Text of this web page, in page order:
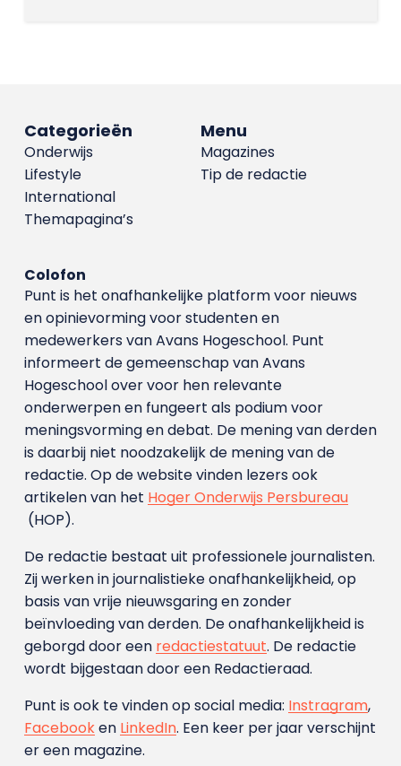
Menu
Magazines
Tip de redactie
Categorieën
Onderwijs
Lifestyle
International
Themapagina’s
Colofon
Punt is het onafhankelijke platform voor nieuws
en opinievorming voor studenten en
medewerkers van Avans Hoge­school. Punt
informeert de gemeenschap van Avans
Hogeschool over voor hen relevante
onderwerpen en fungeert als podium voor
meningsvorming en debat. De mening van derden
is daarbij niet noodzakelijk de mening van de
redactie. Op de website vinden lezers ook
artikelen van het Hoger Onderwijs Persbureau
(HOP).
De redactie bestaat uit professionele journalisten.
Zij werken in journalistieke onafhankelijkheid, op
basis van vrije nieuwsgaring en zonder
beïnvloeding van derden. De onafhankelijkheid is
geborgd door een redactiestatuut. De redactie
wordt bijgestaan door een Redactieraad.
Punt is ook te vinden op social media: Instragram,
Facebooken LinkedIn. Een keer per jaar verschijnt
er een magazine.